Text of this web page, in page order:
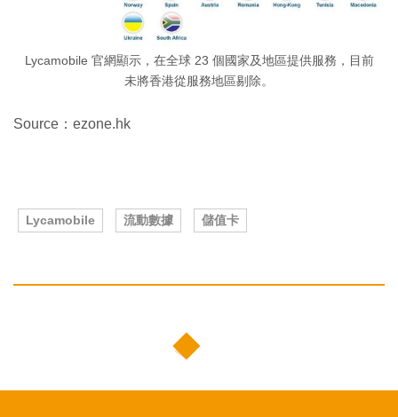
Lycamobile 官網顯示，在全球 23 個國家及地區提供服務，目前
未將香港從服務地區剔除。
Source：ezone.hk
Lycamobile 流動數據 儲值卡